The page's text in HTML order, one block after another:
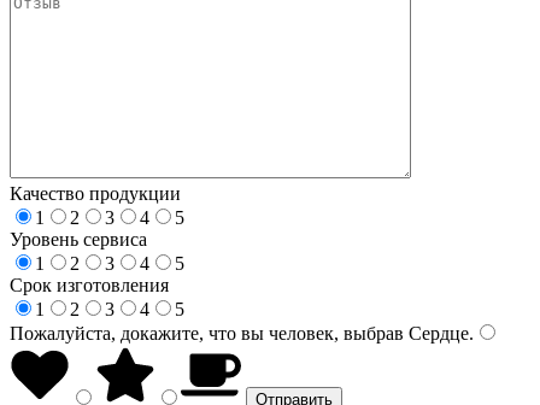
Качество продукции
1
2 3 4
5
Уровень сервиса
1
2 3 4
5
Срок изготовления
1
2 3 4
5
Пожалуйста, докажите, что вы человек, выбрав Сердце.